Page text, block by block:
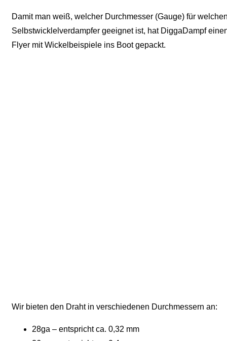
Damit man weiß, welcher Durchmesser (Gauge) für
Selbstwicklelverdampfer geeignet ist, hat DiggaDampf
Flyer mit Wickelbeispiele ins Boot gepackt.
Wir bieten den Draht in verschiedenen Durchmessern an:
28ga – entspricht ca. 0,32 mm